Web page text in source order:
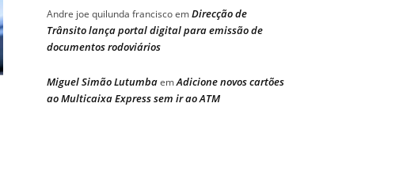
Andre joe quilunda franciscoemDirecção de
Trânsito lança portal digital para emissão de
documentos rodoviários
Miguel Simão LutumbaemAdicione novos cartões
ao Multicaixa Express sem ir ao ATM